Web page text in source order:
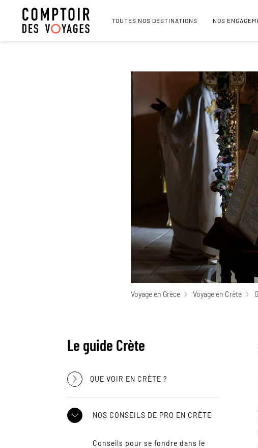
TOUTES NOS DESTINATIONS NOS
Voyage en Grèce Voyage en Crète
Le guide Crète
QUE VOIR EN CRÈTE ?
NOS CONSEILS DE PRO EN CRÈTE
Conseils pour se fondre dans le